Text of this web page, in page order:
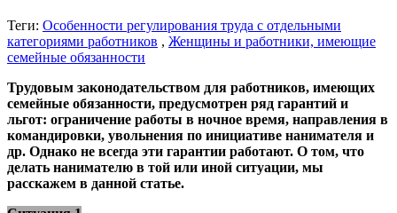
Теги: Особенности регулирования труда с отдельными
категориями работников , Женщины и работники, имеющие
семейные обязанности
Трудовым законодательством для работников, имеющих
семейные обязанности, предусмотрен ряд гарантий и
льгот: ограничение работы в ночное время, направления в
командировки, увольнения по инициативе нанимателя и
др. Однако не всегда эти гарантии работают. О том, что
делать нанимателю в той или иной ситуации, мы
расскажем в данной статье.